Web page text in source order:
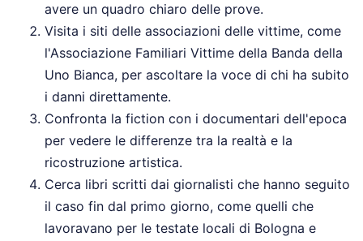
avere un quadro chiaro delle prove.
Visita i siti delle associazioni delle vittime, come
l'Associazione Familiari Vittime della Banda della
Uno Bianca, per ascoltare la voce di chi ha subito
i danni direttamente.
Confronta la fiction con i documentari dell'epoca
per vedere le differenze tra la realtà e la
ricostruzione artistica.
Cerca libri scritti dai giornalisti che hanno seguito
il caso fin dal primo giorno, come quelli che
lavoravano per le testate locali di Bologna e